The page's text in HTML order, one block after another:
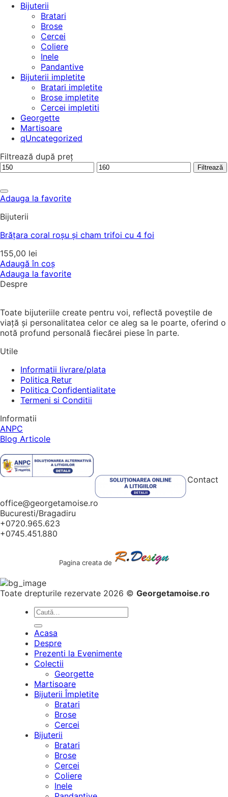
Bijuterii
Bratari
Brose
Cercei
Coliere
Inele
Pandantive
Bijuterii impletite
Bratari impletite
Brose impletite
Cercei impletiti
Georgette
Martisoare
qUncategorized
Filtrează după preț
Preț
Preț
Filtrează
Adauga la favorite
Bijuterii
Brățara coral roșu și cham trifoi cu 4 foi
155,00 lei
Adaugă în coș
Adauga la favorite
Despre
Toate bijuteriile create pentru voi, reflectă poveștile de
viață și personalitatea celor ce aleg sa le poarte, oferind o
notă profund personală fiecărei piese în parte.
Utile
Informatii livrare/plata
Politica Retur
Politica Confidentialitate
Termeni si Conditii
Informatii
ANPC
Blog Articole
Contact
office@georgetamoise.ro
Bucuresti/Bragadiru
+0720.965.623
+0745.451.880
Pagina creata de
Toate drepturile rezervate 2026 © Georgetamoise.ro
Caută
Acasa
Despre
Prezenti la Evenimente
Colectii
Georgette
Martisoare
Bijuterii Împletite
Bratari
Brose
Cercei
Bijuterii
Bratari
Brose
Cercei
Coliere
Inele